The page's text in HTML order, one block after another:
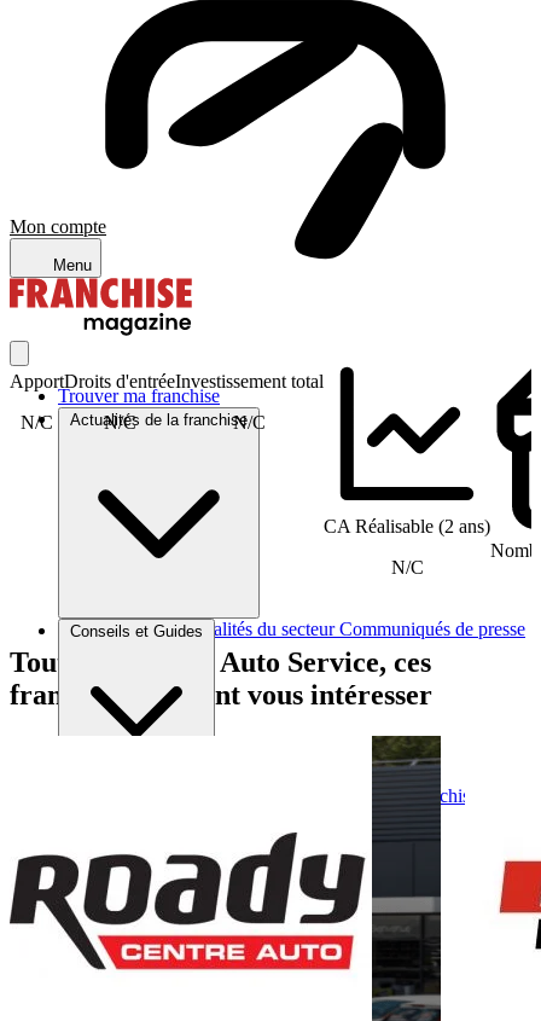
Mon compte
Menu
Trouver ma franchise
Actualités de la franchise
Brèves et actus Actualités du secteur Communiqués de presse
Conseils et Guides
Devenir franchiseur
Apport
N/C
Droits d'entrée
N/C
Investissement total
N/C
CA Réalisable (2 ans)
N/C
Tout comme 123 Auto Service, ces
franchises peuvent vous intéresser